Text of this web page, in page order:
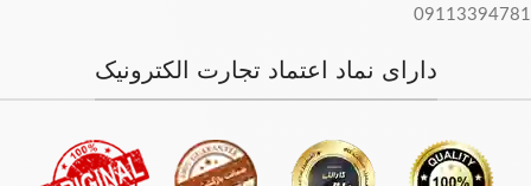
09113394781
دارای نماد اعتماد تجارت الکترونیک